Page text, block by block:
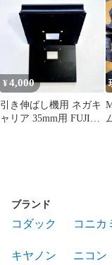
¥4,000
引き伸ばし機用 ネガキ
ャリア 35mm用 FUJI
ブランド
コダック コニカ
キヤノン ニコン